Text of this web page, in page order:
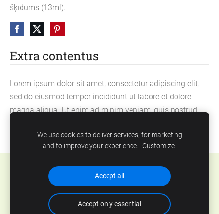
Extra contentus
Lorem ipsum dolor sit amet, consectetur adipiscing elit,
sed do eiusmod tempor incididunt ut labore et dolore
magna aliqua. Ut enim ad minim veniam, quis nostrud
commodo consequat.
šķīdums (13ml).
Cookies
We use cookies to deliver services, for marketing
and to improve your experience. Customize
Accept all
Accept only essential